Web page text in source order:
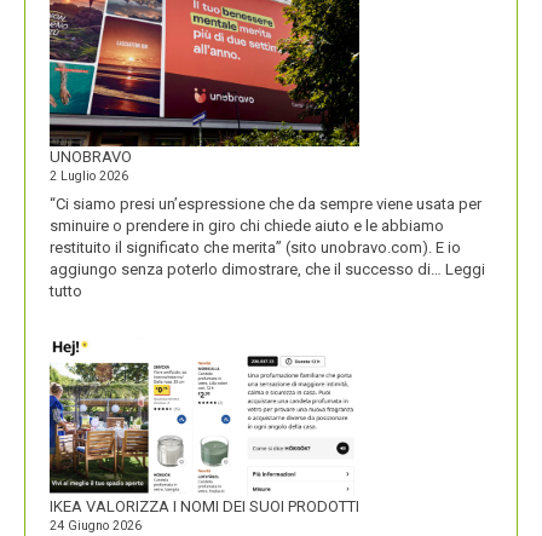
UNOBRAVO
2 Luglio 2026
“Ci siamo presi un’espressione che da sempre viene usata per
sminuire o prendere in giro chi chiede aiuto e le abbiamo
restituito il significato che merita” (sito unobravo.com). E io
aggiungo senza poterlo dimostrare, che il successo di… Leggi
tutto
IKEA VALORIZZA I NOMI DEI SUOI PRODOTTI
24 Giugno 2026